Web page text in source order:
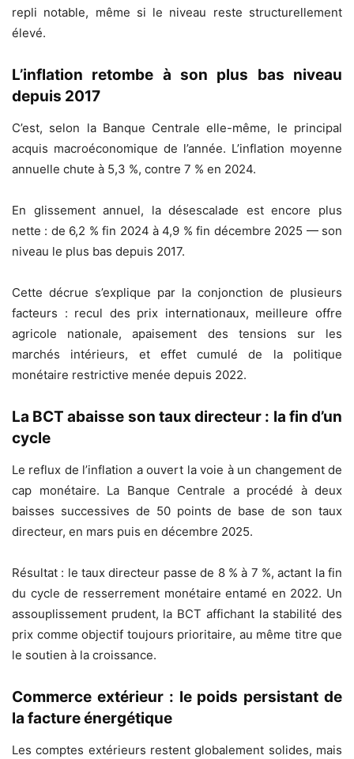
repli notable, même si le niveau reste structurellement
élevé.
L’inflation retombe à son plus bas niveau
depuis 2017
C’est, selon la Banque Centrale elle-même, le principal
acquis macroéconomique de l’année. L’inflation moyenne
annuelle chute à 5,3 %, contre 7 % en 2024.
En glissement annuel, la désescalade est encore plus
nette : de 6,2 % fin 2024 à 4,9 % fin décembre 2025 — son
niveau le plus bas depuis 2017.
Cette décrue s’explique par la conjonction de plusieurs
facteurs : recul des prix internationaux, meilleure offre
agricole nationale, apaisement des tensions sur les
marchés intérieurs, et effet cumulé de la politique
monétaire restrictive menée depuis 2022.
La BCT abaisse son taux directeur : la fin d’un
cycle
Le reflux de l’inflation a ouvert la voie à un changement de
cap monétaire. La Banque Centrale a procédé à deux
baisses successives de 50 points de base de son taux
directeur, en mars puis en décembre 2025.
Résultat : le taux directeur passe de 8 % à 7 %, actant la fin
du cycle de resserrement monétaire entamé en 2022. Un
assouplissement prudent, la BCT affichant la stabilité des
prix comme objectif toujours prioritaire, au même titre que
le soutien à la croissance.
Commerce extérieur : le poids persistant de
la facture énergétique
Les comptes extérieurs restent globalement solides, mais